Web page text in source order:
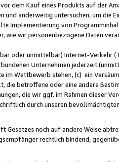
dem Kauf eines Produkts auf der
anderweitig untersuchen, um die
Implementierung von
wie wir personenbezogene Daten
oder unmittelbar) Internet-Verkehr
Unternehmen jederzeit
Wettbewerb stehen, (c) ein
die betroffene oder eine andere
die wir ggf. im Rahmen dieser
durch unseren
Gesetzes noch auf andere Weise
rechtlich bindend,